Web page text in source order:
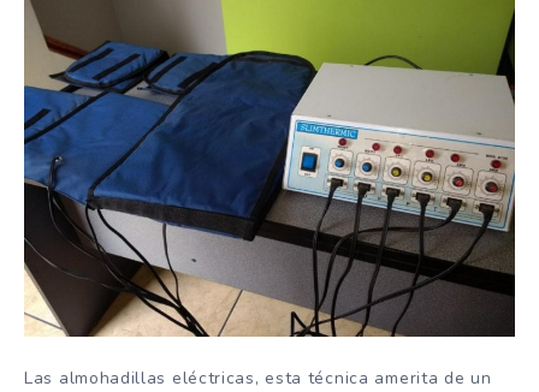
Las almohadillas eléctricas, esta técnica amerita de un